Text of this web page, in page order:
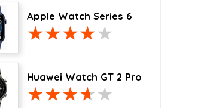
Apple Watch Series 6
Huawei Watch GT 2 Pro